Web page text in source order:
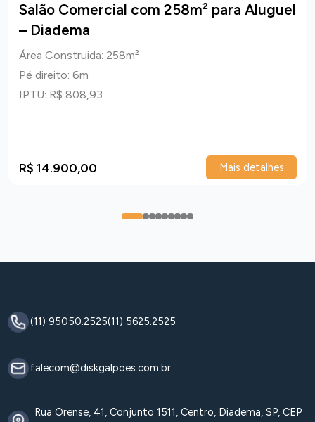
Salão Comercial com 258m² para Aluguel
– Diadema
Área Construida: 258m²
Pé direito: 6m
IPTU: R$ 808,93
R$ 14.900,00 Mais detalhes
0 12345678
(11) 95050.2525(11) 5625.2525
falecom@diskgalpoes.com.br
Rua Orense, 41, Conjunto 1511, Centro, Diadema, SP, CEP